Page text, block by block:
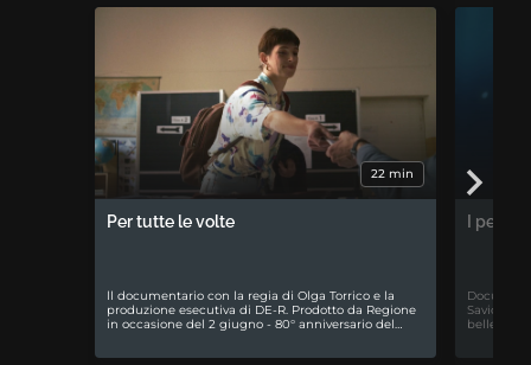
22 min
Per tutte le volte
ll documentario con la regia di Olga Torrico e la
produzione esecutiva di DE-R. Prodotto da Regione
in occasione del 2 giugno - 80° anniversario del…
I
Savio. La
bellezza